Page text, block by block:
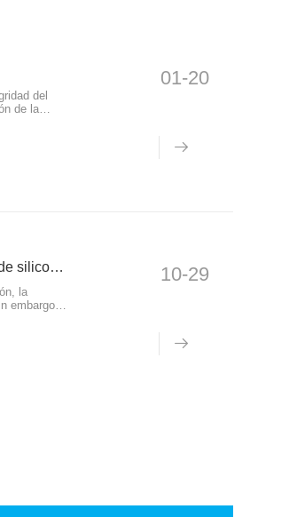
del
de la
01-20
¿Por qué el papel de aluminio es la "armadura dorada" de los selladores de silicona?
la
embargo,
10-29